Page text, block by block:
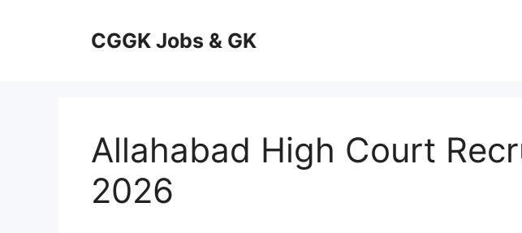
CGGK Jobs & GK
Allahabad High Court
2026